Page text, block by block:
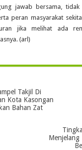
jawab bersama, tidak
peran masyarakat
jika melihat ada
(arl)
Takjil Di
Kota Kasongan
Bahan Zat
Menjelang